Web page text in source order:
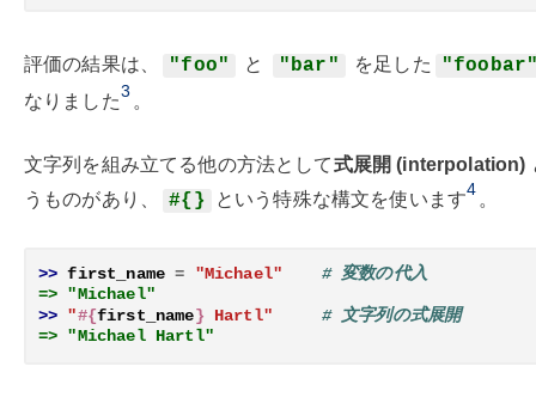
評価の結果は、 "foo" と "bar" を足した
なりました3 。
文字列を組み立てる他の方法として式展開 (interpolation)
うものがあり、
#{} という特殊な構文を使います4 。
>> first_name = "Michael"
# 変数の代入
=> "Michael"
>> "#{first_name} Hartl"
# 文字列の式展開
=> "Michael Hartl"